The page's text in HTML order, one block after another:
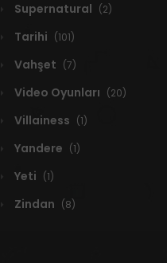
Supernatural (2)
Tarihi (101)
Vahşet (7)
Video Oyunları (20)
Villainess (1)
Yandere (1)
Yeti (1)
Zindan (8)